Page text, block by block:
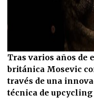
Tras varios años
británica Mosevic
través de una
técnica de